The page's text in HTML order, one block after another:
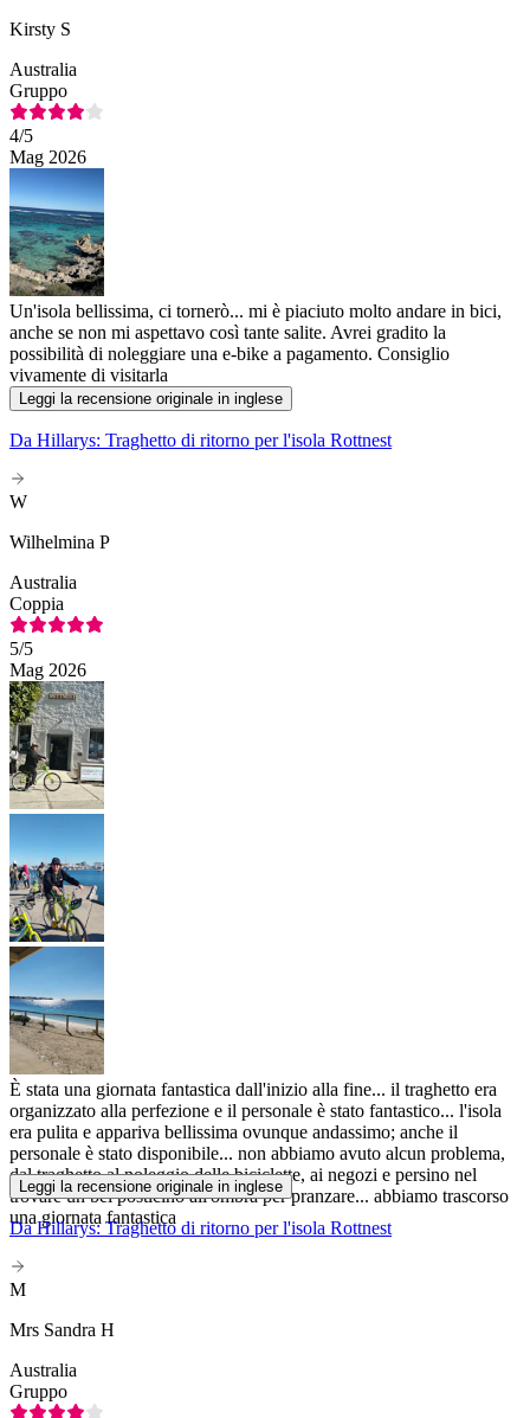
Kirsty S
Australia
Gruppo
4/5
Mag 2026
Un'isola bellissima, ci tornerò... mi è piaciuto molto andare in bici,
anche se non mi aspettavo così tante salite. Avrei gradito la
possibilità di noleggiare una e-bike a pagamento. Consiglio
vivamente di visitarla
Leggi la recensione originale in inglese
Da Hillarys: Traghetto di ritorno per l'isola Rottnest
W
Wilhelmina P
Australia
Coppia
5/5
Mag 2026
È stata una giornata fantastica dall'inizio alla fine... il traghetto era
organizzato alla perfezione e il personale è stato fantastico... l'isola
era pulita e appariva bellissima ovunque andassimo; anche il
personale è stato disponibile... non abbiamo avuto alcun problema,
dal traghetto al noleggio delle biciclette, ai negozi e persino nel
trovare un bel posticino all'ombra per pranzare... abbiamo trascorso
una giornata fantastica
Leggi la recensione originale in inglese
Da Hillarys: Traghetto di ritorno per l'isola Rottnest
M
Mrs Sandra H
Australia
Gruppo